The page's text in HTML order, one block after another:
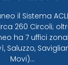
il Sistema
260 Circoli;
ha 7 uffici
Saluzzo,
Movi)...